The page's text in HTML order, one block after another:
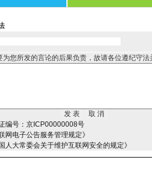
为您所发的言论的后果负责，故请各位遵纪守
编号：京ICP00000008号
网电子公告服务管理规定》
人大常委会关于维护互联网安全的规定》